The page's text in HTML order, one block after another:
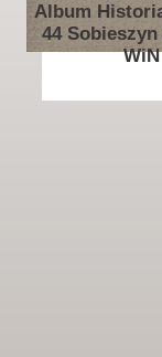
Album
44 Sobieszyn
WiN